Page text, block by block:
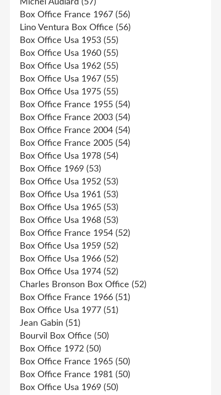
Michel Audiard (57)
Box Office France 1967 (56)
Lino Ventura Box Office (56)
Box Office Usa 1953 (55)
Box Office Usa 1960 (55)
Box Office Usa 1962 (55)
Box Office Usa 1967 (55)
Box Office Usa 1975 (55)
Box Office France 1955 (54)
Box Office France 2003 (54)
Box Office France 2004 (54)
Box Office France 2005 (54)
Box Office Usa 1978 (54)
Box Office 1969 (53)
Box Office Usa 1952 (53)
Box Office Usa 1961 (53)
Box Office Usa 1965 (53)
Box Office Usa 1968 (53)
Box Office France 1954 (52)
Box Office Usa 1959 (52)
Box Office Usa 1966 (52)
Box Office Usa 1974 (52)
Charles Bronson Box Office (52)
Box Office France 1966 (51)
Box Office Usa 1977 (51)
Jean Gabin (51)
Bourvil Box Office (50)
Box Office 1972 (50)
Box Office France 1965 (50)
Box Office France 1981 (50)
Box Office Usa 1969 (50)